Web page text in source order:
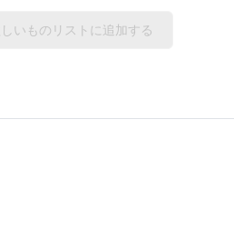
いものリストに追加する